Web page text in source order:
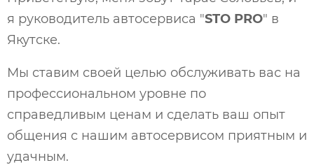
я руководитель автосервиса "STO PRO" в
Якутске.
Мы ставим своей целью обслуживать вас на
профессиональном уровне по
справедливым ценам и сделать ваш опыт
общения с нашим автосервисом приятным и
удачным.